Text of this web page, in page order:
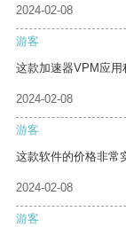
2024-02-08
游客
这款加速器VPM应用
2024-02-08
游客
这款软件的价格非常
2024-02-08
游客